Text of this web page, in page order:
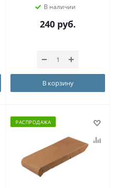
В наличии
240 руб.
В корзину
РАСПРОДАЖА